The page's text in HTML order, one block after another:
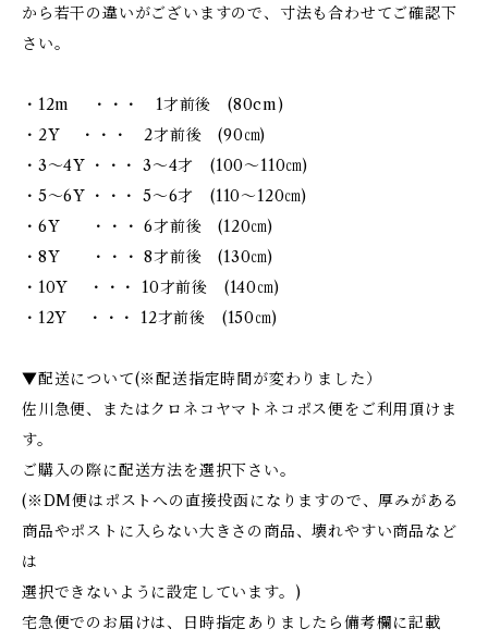
から若干の違いがございますので、寸法も合わせてご確認下
さい。
・12m ・・・ 1才前後 (80cm)
・2Y ・・・ 2才前後 (90㎝)
・3～4Y ・・・ 3～4才 (100～110㎝)
・5～6Y ・・・ 5～6才 (110～120㎝)
・6Y ・・・ 6才前後 (120㎝)
・8Y ・・・ 8才前後 (130㎝)
・10Y ・・・ 10才前後 (140㎝)
・12Y ・・・ 12才前後 (150㎝)
▼配送について(※配送指定時間が変わりました）
佐川急便、またはクロネコヤマトネコポス便をご利用頂けま
す。
ご購入の際に配送方法を選択下さい。
(※DM便はポストへの直接投函になりますので、厚みがある
商品やポストに入らない大きさの商品、壊れやすい商品など
は
選択できないように設定しています。)
宅急便でのお届けは、日時指定ありましたら備考欄に記載